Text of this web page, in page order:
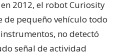
2012, el robot Curiosity
de pequeño vehículo todo
no detectó
señal de actividad